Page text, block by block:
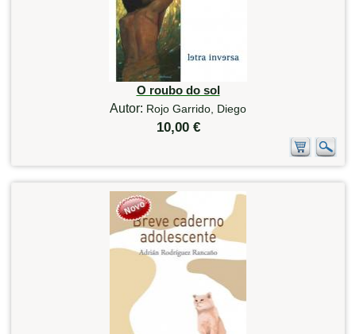
O roubo do sol
Autor: Rojo Garrido, Diego
10,00 €